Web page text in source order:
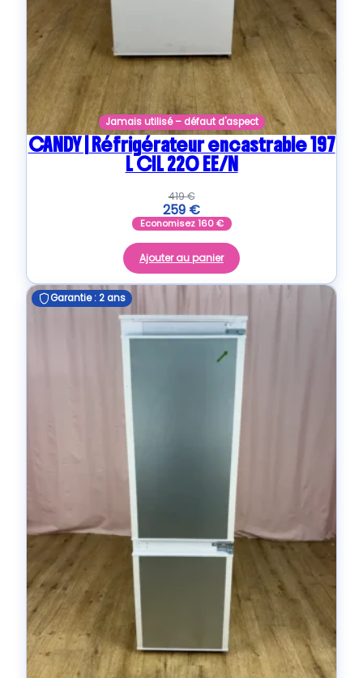
Jamais utilisé – défaut d'aspect
CANDY | Réfrigérateur encastrable 197
L CIL 220 EE/N
419€
259 €
Economisez160€
Ajouter au panier
Garantie : 2 ans